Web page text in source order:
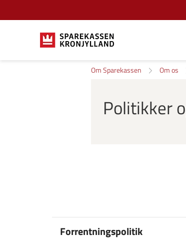
Om Sparekassen Om os
Politikker
Forrentningspolitik